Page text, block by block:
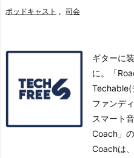
ポッドキャスト , 司会
ギターに
に。「
Techable(
ファンデ
スマート
Coach」
Coachは